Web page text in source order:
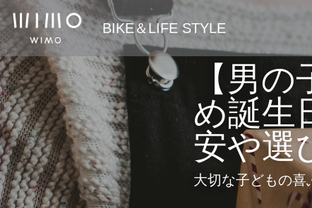
BIKE＆LIFE STYLE
【男
め誕生
安や選
大切な子どもの喜